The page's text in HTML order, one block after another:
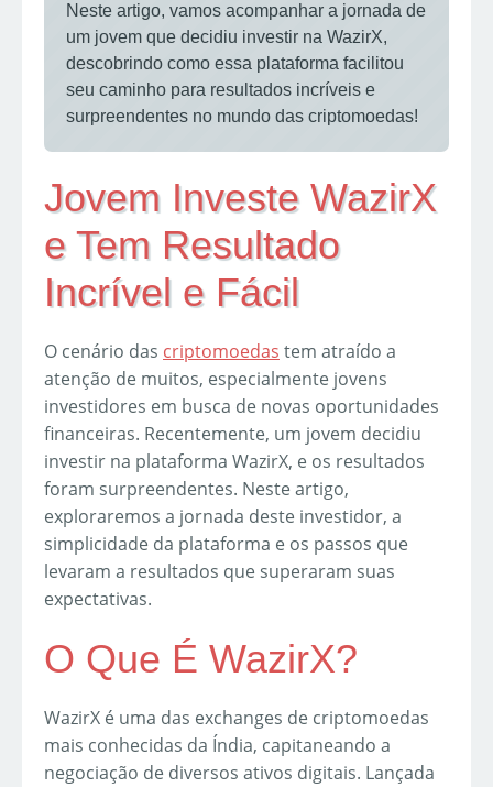
Neste artigo, vamos acompanhar a jornada de
um jovem que decidiu investir na WazirX,
descobrindo como essa plataforma facilitou
seu caminho para resultados incríveis e
surpreendentes no mundo das criptomoedas!
Jovem Investe WazirX
e Tem Resultado
Incrível e Fácil
O cenário das criptomoedas tem atraído a
atenção de muitos, especialmente jovens
investidores em busca de novas oportunidades
financeiras. Recentemente, um jovem decidiu
investir na plataforma WazirX, e os resultados
foram surpreendentes. Neste artigo,
exploraremos a jornada deste investidor, a
simplicidade da plataforma e os passos que
levaram a resultados que superaram suas
expectativas.
O Que É WazirX?
WazirX é uma das exchanges de criptomoedas
mais conhecidas da Índia, capitaneando a
negociação de diversos ativos digitais. Lançada